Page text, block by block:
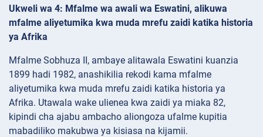
Ukweli wa 4: Mfalme wa awali wa Eswatini, alikuwa
mfalme aliyetumika kwa muda mrefu zaidi katika historia
ya Afrika
Mfalme Sobhuza II, ambaye alitawala Eswatini kuanzia
1899 hadi 1982, anashikilia rekodi kama mfalme
aliyetumika kwa muda mrefu zaidi katika historia ya
Afrika. Utawala wake ulienea kwa zaidi ya miaka 82,
kipindi cha ajabu ambacho aliongoza ufalme kupitia
mabadiliko makubwa ya kisiasa na kijamii.